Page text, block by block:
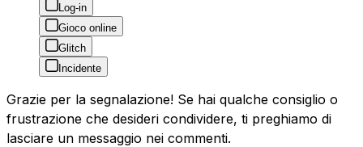
Log-in
Gioco online
Glitch
Incidente
Grazie per la segnalazione! Se hai qualche consiglio o
frustrazione che desideri condividere, ti preghiamo di
lasciare un messaggio nei commenti.